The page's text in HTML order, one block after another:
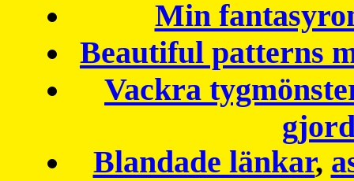
Min
Beautiful patterns
Vackra
Blandade länkar,